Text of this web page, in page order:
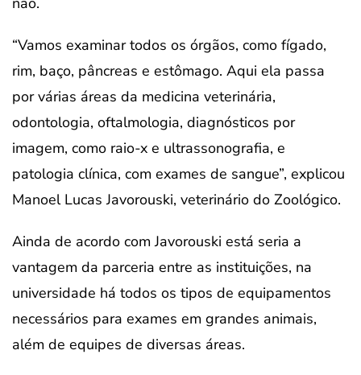
“Vamos examinar todos os órgãos, como fígado,
rim, baço, pâncreas e estômago. Aqui ela passa
por várias áreas da medicina veterinária,
odontologia, oftalmologia, diagnósticos por
imagem, como raio-x e ultrassonografia, e
patologia clínica, com exames de sangue”, explicou
Manoel Lucas Javorouski, veterinário do Zoológico.
Ainda de acordo com Javorouski está seria a
vantagem da parceria entre as instituições, na
universidade há todos os tipos de equipamentos
necessários para exames em grandes animais,
além de equipes de diversas áreas.